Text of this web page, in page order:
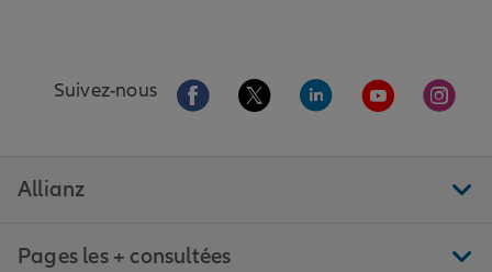
Suivez-nous Aller sur la page Facebook de Allianz
Aller sur la page Twitter de
Aller sur la page
Aller sur la
Aller
Allianz
Pages les + consultées